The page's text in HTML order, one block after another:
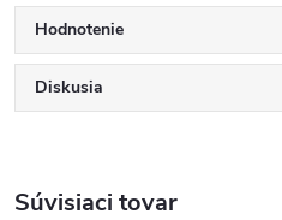
Hodnotenie
Diskusia
Súvisiaci tovar